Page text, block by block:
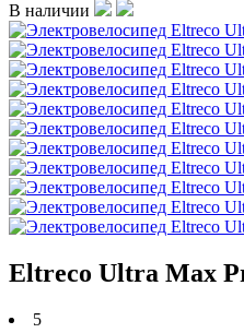
В наличии
Eltreco Ultra Max
5